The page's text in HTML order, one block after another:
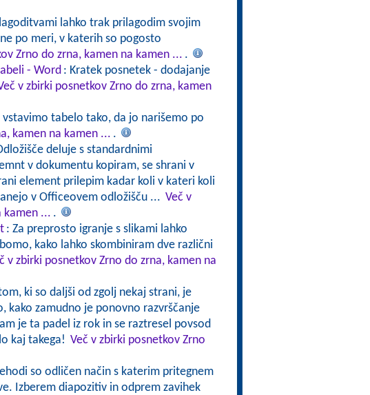
lahko trak prilagodim svojim
po meri, v katerih so pogosto
Zrno do zrna, kamen na kamen ... .
- Word : Kratek posnetek - dodajanje
v zbirki posnetkov Zrno do zrna, kamen
tabelo tako, da jo narišemo po
kamen na kamen ... .
deluje s standardnimi
v dokumentu kopiram, se shrani v
element prilepim kadar koli v kateri koli
v Officeovem odložišču ... Več v
kamen ... .
: Za preprosto igranje s slikami lahko
kako lahko skombiniram dve različni
v zbirki posnetkov Zrno do zrna, kamen na
ki so daljši od zgolj nekaj strani, je
kako zamudno je ponovno razvrščanje
je ta padel iz rok in se raztresel povsod
kaj takega! Več v zbirki posnetkov Zrno
so odličen način s katerim pritegnem
Izberem diapozitiv in odprem zavihek